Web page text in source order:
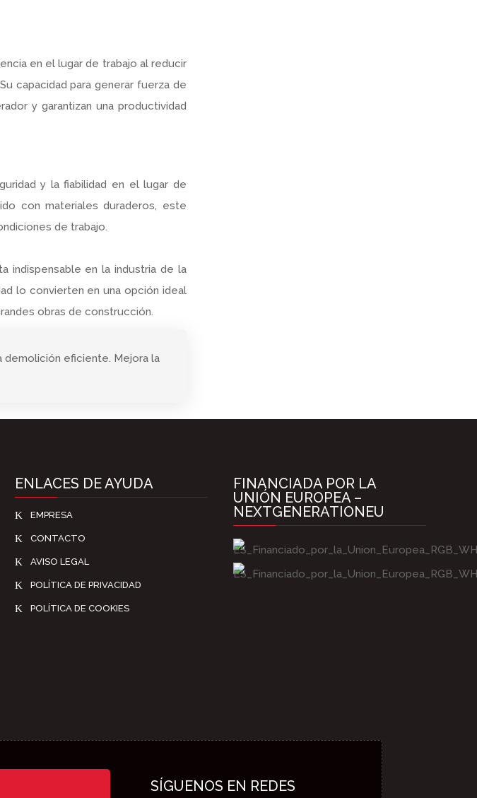
en el lugar de trabajo al reducir
capacidad para generar fuerza de
y garantizan una productividad
y la fiabilidad en el lugar de
con materiales duraderos, este
de trabajo.
indispensable en la industria de la
lo convierten en una opción ideal
obras de construcción.
demolición eficiente. Mejora la
ENLACES DE AYUDA
K EMPRESA
K CONTACTO
K AVISO LEGAL
K POLÍTICA DE PRIVACIDAD
K POLÍTICA DE COOKIES
FINANCIADA POR LA
UNIÓN EUROPEA –
NEXTGENERATIONEU
SÍGUENOS EN REDES